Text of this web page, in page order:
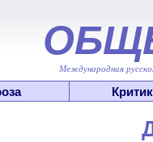
Международная